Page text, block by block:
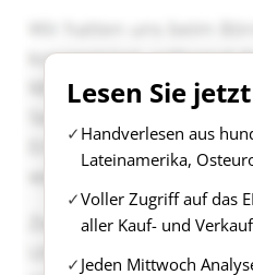
Lesen Sie
Handverlesen aus
Lateinamerika,
Voller Zugriff auf das
aller Kauf- und
Jeden Mittwoch